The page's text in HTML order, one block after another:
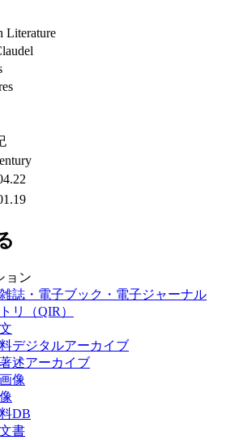
Literature
ョン
誌・電子ブック・電子ジャーナル
リ（QIR）
デジタルアーカイブ
述アーカイブ
像
DB
書